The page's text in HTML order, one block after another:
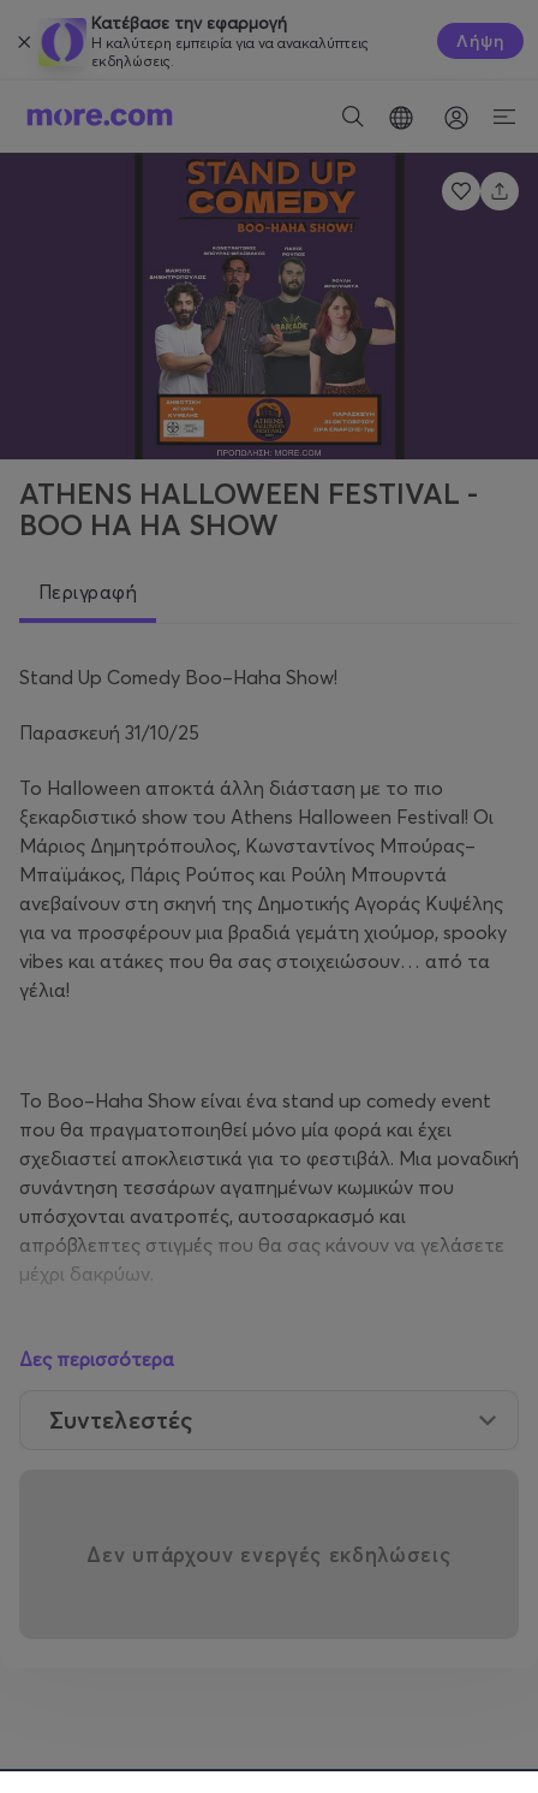
Κατέβασε την εφαρμογή
Η καλύτερη εμπειρία για να ανακαλύπτεις
εκδηλώσεις.
Λήψη
ATHENS HALLOWEEN FESTIVAL -
BOO HA HA SHOW
Περιγραφή
Stand Up Comedy Boo–Haha Show!
Παρασκευή 31/10/25
Το Halloween αποκτά άλλη διάσταση με το πιο
ξεκαρδιστικό show του Athens Halloween Festival! Οι
Μάριος Δημητρόπουλος, Κωνσταντίνος Μπούρας–
Μπαϊμάκος, Πάρις Ρούπος και Ρούλη Μπουρντά
ανεβαίνουν στη σκηνή της Δημοτικής Αγοράς Κυψέλης
για να προσφέρουν μια βραδιά γεμάτη χιούμορ, spooky
vibes και ατάκες που θα σας στοιχειώσουν… από τα
γέλια!
Το Boo–Haha Show είναι ένα stand up comedy event
που θα πραγματοποιηθεί μόνο μία φορά και έχει
σχεδιαστεί αποκλειστικά για το φεστιβάλ. Μια μοναδική
συνάντηση τεσσάρων αγαπημένων κωμικών που
υπόσχονται ανατροπές, αυτοσαρκασμό και
απρόβλεπτες στιγμές που θα σας κάνουν να γελάσετε
μέχρι δακρύων.
που δεν θα ξαναζήσετε. Αν το χάσετε, χάσατε!
Δες περισσότερα
Συντελεστές
Δεν υπάρχουν ενεργές εκδηλώσεις